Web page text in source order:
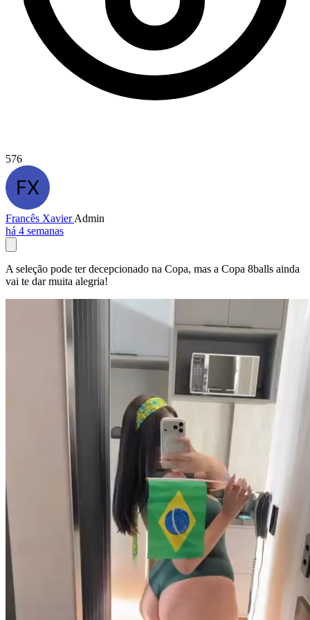
576
Francês XavierAdmin
há 4 semanas
A seleção pode ter decepcionado na Copa, mas a Copa 8balls ainda
vai te dar muita alegria!